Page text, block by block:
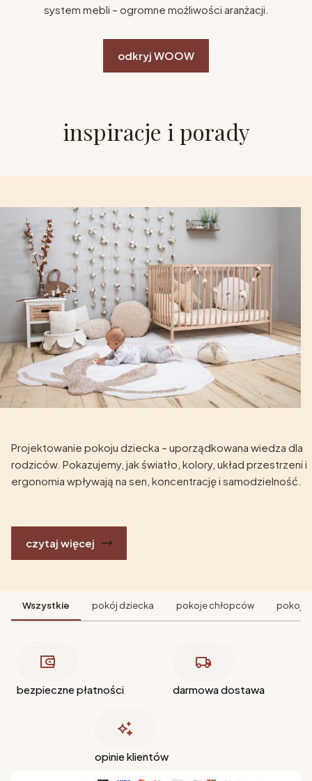
system mebli – ogromne możliwości aranżacji.
odkryj WOOW
inspiracje i porady
Projektowanie pokoju dziecka – uporządkowana wiedza dla
rodziców. Pokazujemy, jak światło, kolory, układ przestrzeni i
ergonomia wpływają na sen, koncentrację i samodzielność.
czytaj więcej
Wszystkie pokój dziecka pokoje chłopców pokoje
bezpieczne płatności darmowa dostawa
opinie klientów